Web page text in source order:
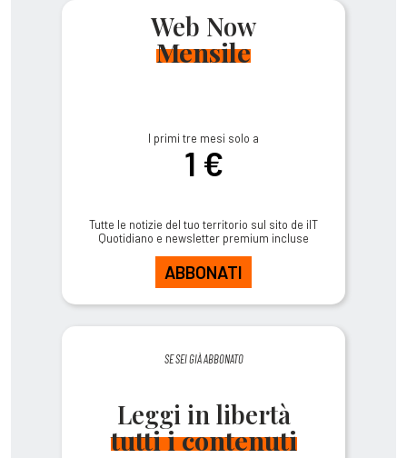
Web Now
Mensile
I primi tre mesi solo a
1 €
Tutte le notizie del tuo territorio sul sito de ilT
Quotidiano e newsletter premium incluse
ABBONATI
SE SEI GIÀ ABBONATO
Leggi in libertà
tutti i contenuti